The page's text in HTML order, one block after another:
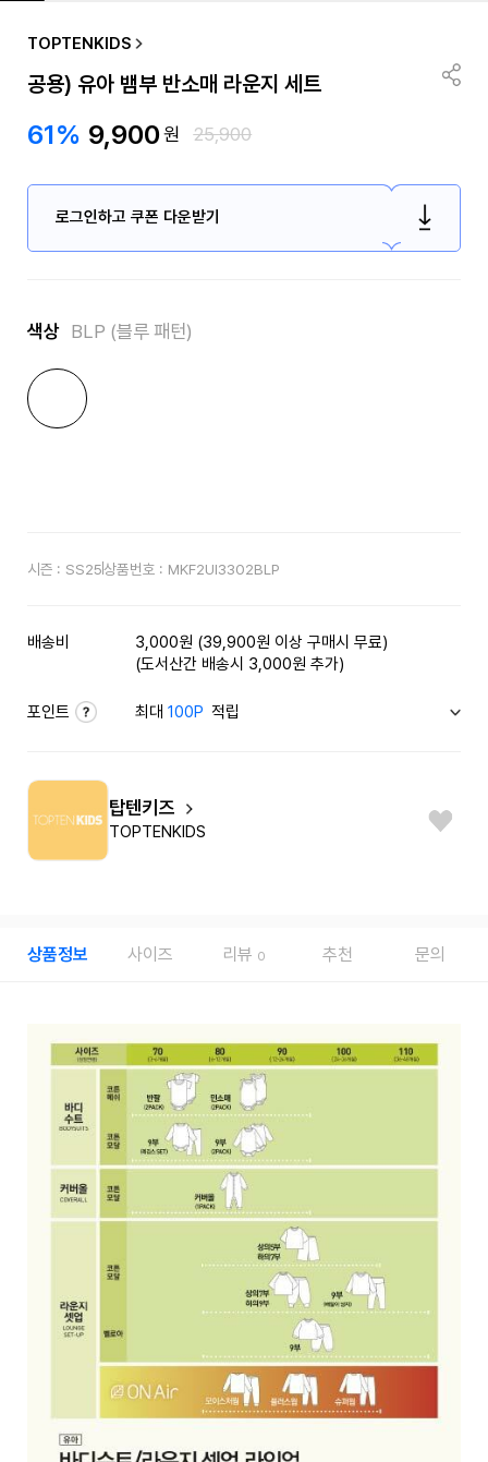
TOPTENKIDS
공용) 유아 뱀부 반소매 라운지 세트
61% 9,900원 25,900
로그인하고 쿠폰 다운받기
색상 BLP (블루 패턴)
시즌 : SS25상품번호 : MKF2UI3302BLP
배송비
3,000원 (39,900원 이상 구매시 무료)
(도서산간 배송시 3,000원 추가)
포인트 최대100P 적립
탑텐키즈
TOPTENKIDS
상품정보 사이즈 리뷰 0 추천 문의